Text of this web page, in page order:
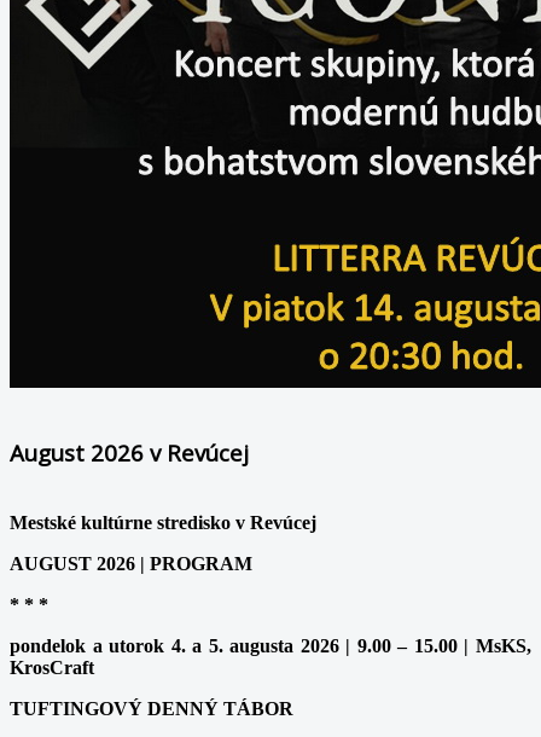
August 2026 v Revúcej
Mestské kultúrne stredisko v Revúcej
AUGUST 2026 | PROGRAM
* * *
pondelok a utorok 4. a 5. augusta 2026 | 9.00 – 15.00 | MsKS,
KrosCraft
TUFTINGOVÝ DENNÝ TÁBOR